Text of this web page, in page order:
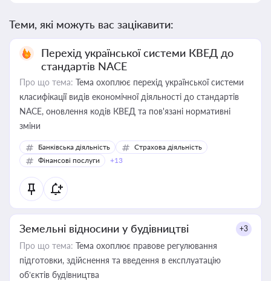
Теми, які можуть вас зацікавити:
Перехід української системи КВЕД до
стандартів NACE
Про що тема: Тема охоплює перехід української системи
класифікації видів економічної діяльності до стандартів
NACE, оновлення кодів КВЕД та пов'язані нормативні
зміни
Банківська діяльність
Страхова діяльність
Фінансові послуги
+13
Земельні відносини у будівництві +3
Про що тема: Тема охоплює правове регулювання
підготовки, здійснення та введення в експлуатацію
об’єктів будівництва